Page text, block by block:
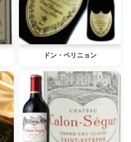
ドン・ペリニョン